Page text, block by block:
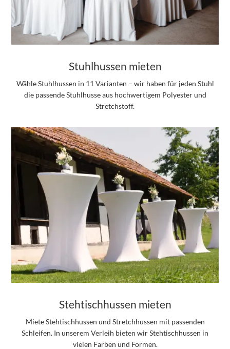
Stuhlhussen mieten
Wähle Stuhlhussen in 11 Varianten – wir haben für jeden Stuhl
die passende Stuhlhusse aus hochwertigem Polyester und
Stretchstoff.
Stehtischhussen mieten
Miete Stehtischhussen und Stretchhussen mit passenden
Schleifen. In unserem Verleih bieten wir Stehtischhussen in
vielen Farben und Formen.